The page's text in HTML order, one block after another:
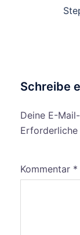
Schreibe
Deine E-
Erforderliche
Kommentar *